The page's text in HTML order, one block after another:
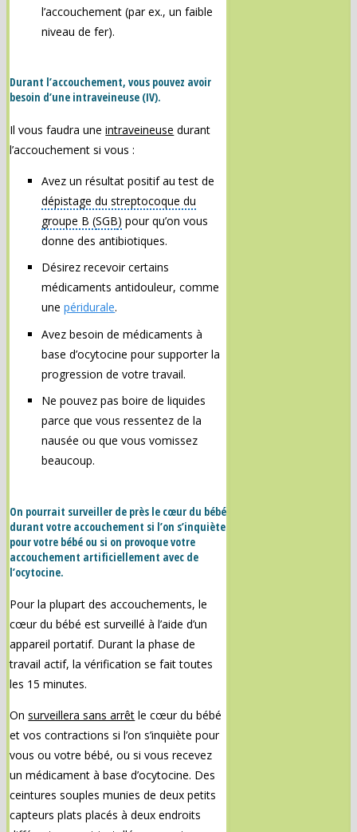
l’accouchement (par ex., un faible
niveau de fer).
Durant l’accouchement, vous pouvez avoir
besoin d’une intraveineuse (IV).
Il vous faudra uneintraveineuse durant
l’accouchement si vous :
Avez un résultat positif au test de
dépistage du streptocoque du
groupe B (SGB) pour qu’on vous
donne des antibiotiques.
Désirez recevoir certains
médicaments antidouleur, comme
unepéridurale.
Avez besoin de médicaments à
base d’ocytocine pour supporter la
progression de votre travail.
Ne pouvez pas boire de liquides
parce que vous ressentez de la
nausée ou que vous vomissez
beaucoup.
On pourrait surveiller de près le cœur du bébé
durant votre accouchement si l’on s’inquiète
pour votre bébé ou si on provoque votre
accouchement artificiellement avec de
l’ocytocine.
Pour la plupart des accouchements, le
cœur du bébé est surveillé à l’aide d’un
appareil portatif. Durant la phase de
travail actif, la vérification se fait toutes
les 15 minutes.
Onsurveillera sans arrêt le cœur du bébé
et vos contractions si l’on s’inquiète pour
vous ou votre bébé, ou si vous recevez
un médicament à base d’ocytocine. Des
ceintures souples munies de deux petits
capteurs plats placés à deux endroits